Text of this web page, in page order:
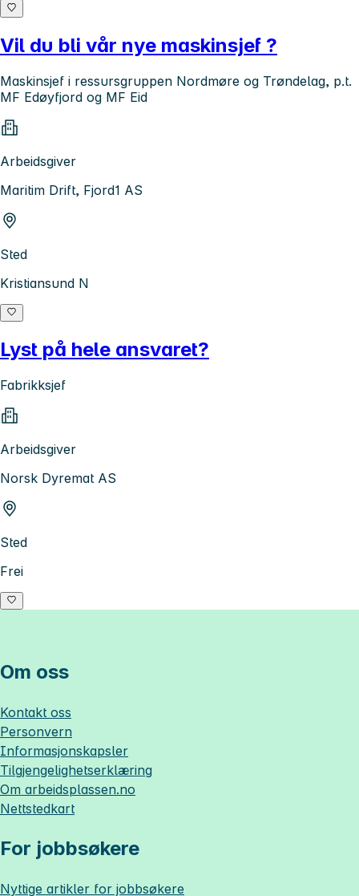
Vil du bli vår nye maskinsjef ?
Maskinsjef i ressursgruppen Nordmøre og Trøndelag, p.t.
MF Edøyfjord og MF Eid
Arbeidsgiver
Maritim Drift, Fjord1 AS
Sted
Kristiansund N
Lyst på hele ansvaret?
Fabrikksjef
Arbeidsgiver
Norsk Dyremat AS
Sted
Frei
Om oss
Kontakt oss
Personvern
Informasjonskapsler
Tilgjengelighetserklæring
Om arbeidsplassen.no
Nettstedkart
For jobbsøkere
Nyttige artikler for jobbsøkere